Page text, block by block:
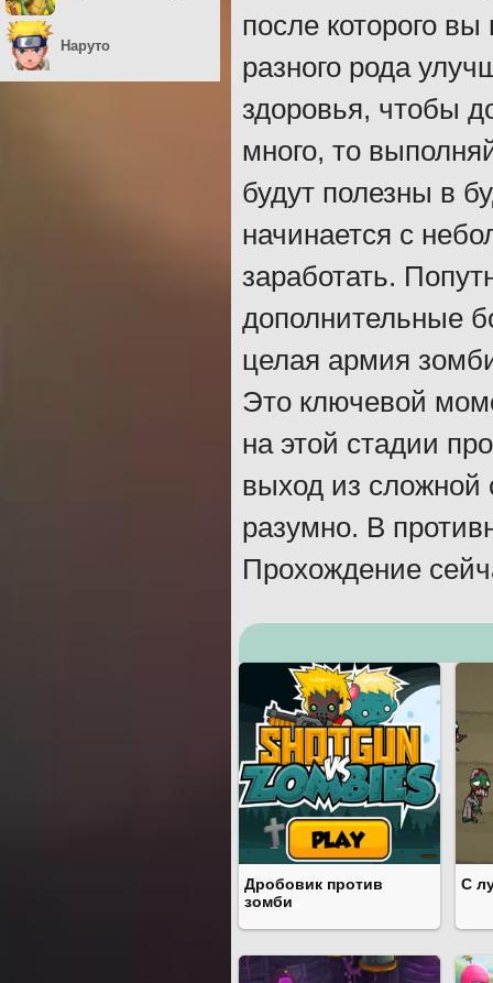
после которого
разного рода
здоровья, чтобы
много, то
будут полезны в
начинается с
заработать.
дополнительные
целая армия
Это ключевой
на этой стадии
выход из сложной
разумно. В
Прохождение
Дробовик против
зомби
С
Наруто